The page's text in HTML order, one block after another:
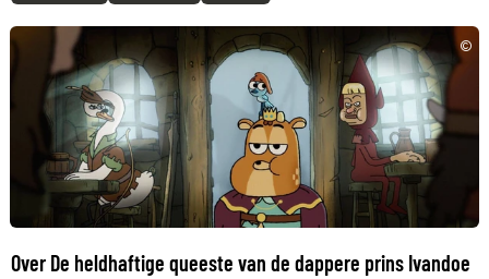
©
Over De heldhaftige queeste van de dappere prins Ivandoe